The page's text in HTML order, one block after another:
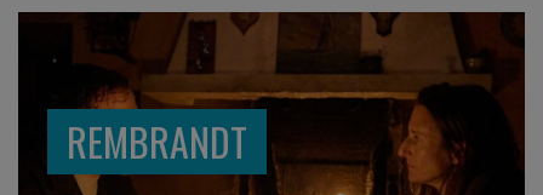
REMBRANDT